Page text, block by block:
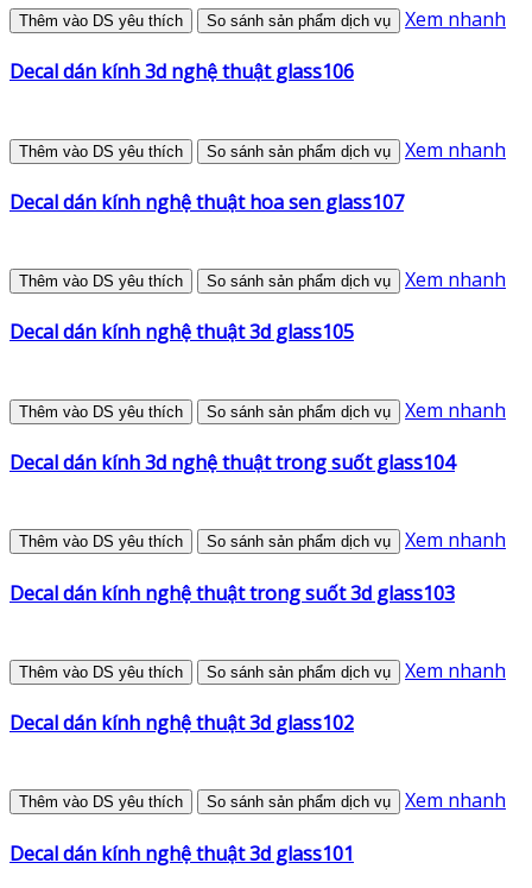
Thêm vào DS yêu thích So sánh sản phẩm dịch vụ Xem nhanh
Decal dán kính 3d nghệ thuật glass106
Thêm vào DS yêu thích So sánh sản phẩm dịch vụ Xem nhanh
Decal dán kính nghệ thuật hoa sen glass107
Thêm vào DS yêu thích So sánh sản phẩm dịch vụ Xem nhanh
Decal dán kính nghệ thuật 3d glass105
Thêm vào DS yêu thích So sánh sản phẩm dịch vụ Xem nhanh
Decal dán kính 3d nghệ thuật trong suốt glass104
Thêm vào DS yêu thích So sánh sản phẩm dịch vụ Xem nhanh
Decal dán kính nghệ thuật trong suốt 3d glass103
Thêm vào DS yêu thích So sánh sản phẩm dịch vụ Xem nhanh
Decal dán kính nghệ thuật 3d glass102
Thêm vào DS yêu thích So sánh sản phẩm dịch vụ Xem nhanh
Decal dán kính nghệ thuật 3d glass101